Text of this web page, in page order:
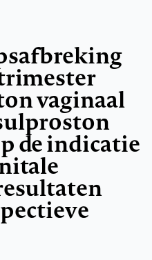
vaginaal
de indicatie